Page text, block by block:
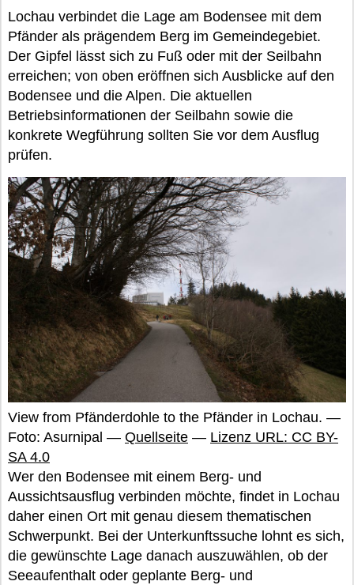
Lochau verbindet die Lage am Bodensee mit dem
Pfänder als prägendem Berg im Gemeindegebiet.
Der Gipfel lässt sich zu Fuß oder mit der Seilbahn
erreichen; von oben eröffnen sich Ausblicke auf den
Bodensee und die Alpen. Die aktuellen
Betriebsinformationen der Seilbahn sowie die
konkrete Wegführung sollten Sie vor dem Ausflug
prüfen.
View from Pfänderdohle to the Pfänder in Lochau. —
Foto: Asurnipal — Quellseite — Lizenz URL: CC BY-
SA 4.0
Wer den Bodensee mit einem Berg- und
Aussichtsausflug verbinden möchte, findet in Lochau
daher einen Ort mit genau diesem thematischen
Schwerpunkt. Bei der Unterkunftssuche lohnt es sich,
die gewünschte Lage danach auszuwählen, ob der
Seeaufenthalt oder geplante Berg- und